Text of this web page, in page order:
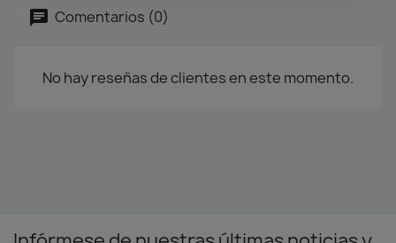
Comentarios (0)
No hay reseñas de clientes en este momento.